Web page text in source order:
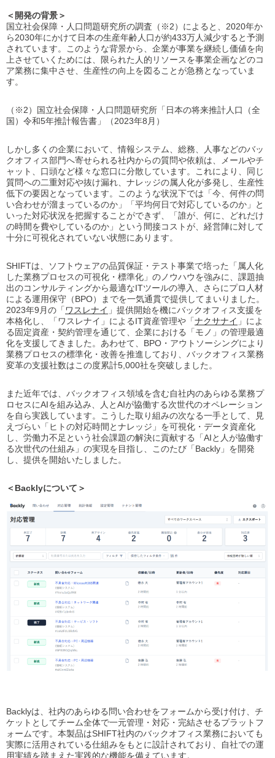
＜開発の背景＞
国立社会保障・人口問題研究所の調査（※2）によると、2020年か
ら2030年にかけて日本の生産年齢人口が約433万人減少すると予測
されています。このような背景から、企業が事業を継続し価値を向
上させていくためには、限られた人的リソースを事業企画などのコ
ア業務に集中させ、生産性の向上を図ることが急務となっていま
す。
（※2）国立社会保障・人口問題研究所「日本の将来推計人口（全
国）令和5年推計報告書」（2023年8月）
しかし多くの企業において、情報システム、総務、人事などのバッ
クオフィス部門へ寄せられる社内からの質問や依頼は、メールやチ
ャット、口頭など様々な窓口に分散しています。これにより、同じ
質問への二重対応や抜け漏れ、ナレッジの属人化が多発し、生産性
低下の要因となっています。このような状況下では「今、何件の問
い合わせが溜まっているのか」「平均何日で対応しているのか」と
いった対応状況を把握することができず、「誰が、何に、どれだけ
の時間を費やしているのか」という間接コストが、経営陣に対して
十分に可視化されていない状態にあります。
SHIFTは、ソフトウェアの品質保証・テスト事業で培った「属人化
した業務プロセスの可視化・標準化」のノウハウを強みに、課題抽
出のコンサルティングから最適なITツールの導入、さらにプロ人材
による運用保守（BPO）までを一気通貫で提供してまいりました。
2023年9月の「ワスレナイ 」提供開始を機にバックオフィス支援を
本格化し、「ワスレナイ」によるIT資産管理や「ナクサナイ 」によ
る固定資産・契約管理を通じて、企業における「モノ」の管理最適
化を支援してきました。あわせて、BPO・アウトソーシングにより
業務プロセスの標準化・改善を推進しており、バックオフィス業務
変革の支援社数はこの度累計5,000社を突破しました。
また近年では、バックオフィス領域を含む自社内のあらゆる業務プ
ロセスにAIを組み込み、人とAIが協働する次世代のオペレーション
を自ら実践しています。こうした取り組みの次なる一手として、見
えづらい「ヒトの対応時間とナレッジ」を可視化・データ資産化
し、労働力不足という社会課題の解決に貢献する「AIと人が協働す
る次世代の仕組み」の実現を目指し、このたび「Backly」を開発
し、提供を開始いたしました。
＜Backlyについて＞
Backlyは、社内のあらゆる問い合わせをフォームから受け付け、チ
ケットとしてチーム全体で一元管理・対応・完結させるプラットフ
ォームです。本製品はSHIFT社内のバックオフィス業務においても
実際に活用されている仕組みをもとに設計されており、自社での運
用実績を踏まえた実践的な機能を備えています。